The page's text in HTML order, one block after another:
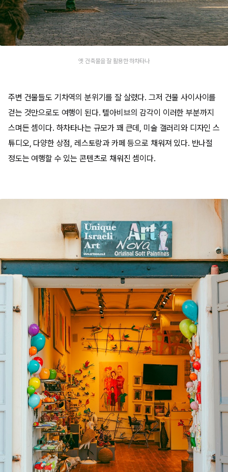
옛 건축물을 잘 활용한 하차타나
주변 건물들도 기차역의 분위기를 잘 살렸다. 그저 건물 사이사이를
걷는 것만으로도 여행이 된다. 텔아비브의 감각이 이러한 부분까지
스며든 셈이다. 하차타나는 규모가 꽤 큰데, 미술 갤러리와 디자인 스
튜디오, 다양한 상점, 레스토랑과 카페 등으로 채워져 있다. 반나절
정도는 여행할 수 있는 콘텐츠로 채워진 셈이다.​